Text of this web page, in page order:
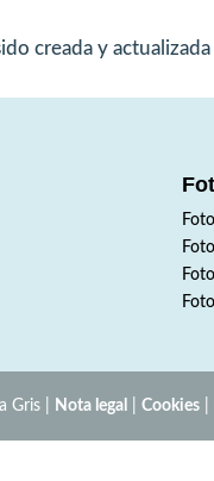
creada y
Gris | Nota legal Cookies|